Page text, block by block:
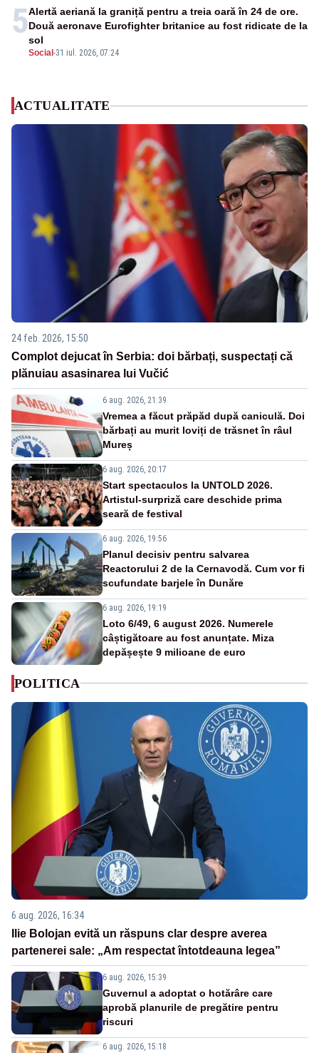
5
Social -31 iul. 2026, 07:24
Alertă aeriană la graniță pentru a treia oară în 24 de ore.
Două aeronave Eurofighter britanice au fost ridicate de la
sol
ACTUALITATE
24 feb. 2026, 15:50
Complot dejucat în Serbia: doi bărbați, suspectați că
plănuiau asasinarea lui Vučić
6 aug. 2026, 21:39
Vremea a făcut prăpăd după caniculă. Doi
bărbați au murit loviți de trăsnet în râul
Mureș
6 aug. 2026, 20:17
Start spectaculos la UNTOLD 2026.
Artistul-surpriză care deschide prima
seară de festival
6 aug. 2026, 19:56
Planul decisiv pentru salvarea
Reactorului 2 de la Cernavodă. Cum vor fi
scufundate barjele în Dunăre
6 aug. 2026, 19:19
Loto 6/49, 6 august 2026. Numerele
câștigătoare au fost anunțate. Miza
depășește 9 milioane de euro
POLITICA
6 aug. 2026, 16:34
Ilie Bolojan evită un răspuns clar despre averea
partenerei sale: „Am respectat întotdeauna legea”
6 aug. 2026, 15:39
Guvernul a adoptat o hotărâre care
aprobă planurile de pregătire pentru
riscuri
6 aug. 2026, 15:18